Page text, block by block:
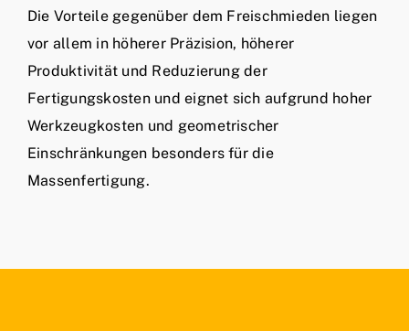
Die Vorteile gegenüber dem Freischmieden liegen
vor allem in höherer Präzision, höherer
Produktivität und Reduzierung der
Fertigungskosten und eignet sich aufgrund hoher
Werkzeugkosten und geometrischer
Einschränkungen besonders für die
Massenfertigung.